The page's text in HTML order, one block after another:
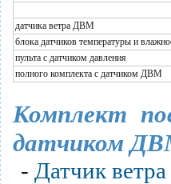
датчика ветра ДВМ
блока датчиков температуры и
пульта с датчиком давления
полного комплекта с датчиком ДВМ
Комплект
датчиком
- Датчик